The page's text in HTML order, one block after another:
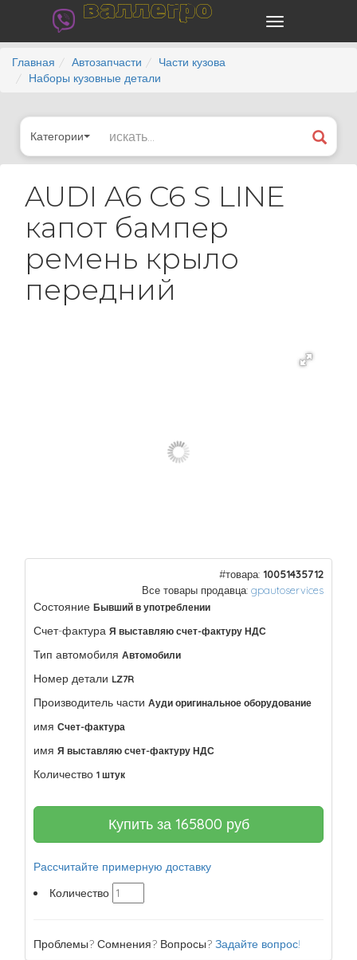
валлегро
Главная Автозапчасти
Части кузова
Наборы кузовные детали
Категории
AUDI A6 C6 S LINE
капот бампер
ремень крыло
передний
#товара: 10051435712
Все товары продавца: gpautoservices
Состояние Бывший в употреблении
Счет-фактура Я выставляю счет-фактуру НДС
Тип автомобиля Автомобили
Номер детали LZ7R
Производитель части Ауди оригинальное оборудование
имя Счет-фактура
имя Я выставляю счет-фактуру НДС
Количество 1 штук
Купить за 165800 руб
Рассчитайте примерную доставку
Количество
Проблемы? Сомнения? Вопросы? Задайте вопрос!